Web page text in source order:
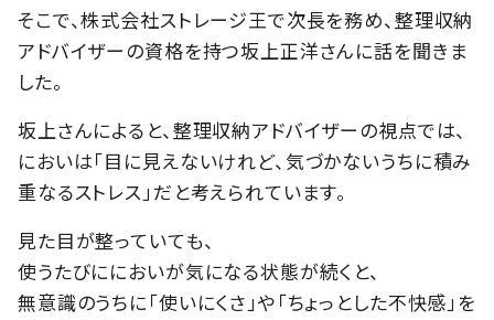
そこで、株式会社ストレージ王で次長を務め、整理収納
アドバイザーの資格を持つ坂上正洋さんに話を聞きま
した。
坂上さんによると、整理収納アドバイザーの視点では、
においは「目に見えないけれど、気づかないうちに積み
重なるストレス」だと考えられています。
見た目が整っていても、
使うたびににおいが気になる状態が続くと、
無意識のうちに「使いにくさ」や「ちょっとした不快感」を